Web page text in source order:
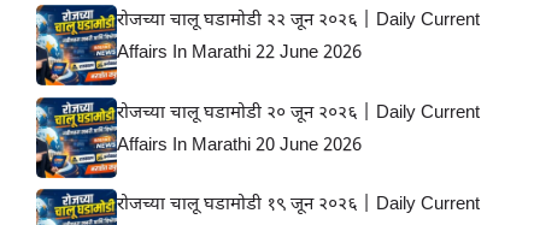
रोजच्या चालू घडामोडी २२ जून २०२६ | Daily Current
Affairs In Marathi 22 June 2026
रोजच्या चालू घडामोडी २० जून २०२६ | Daily Current
Affairs In Marathi 20 June 2026
रोजच्या चालू घडामोडी १९ जून २०२६ | Daily Current